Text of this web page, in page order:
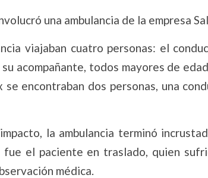
una ambulancia de la empresa
viajaban cuatro personas: el
acompañante, todos mayores de
encontraban dos personas, una
la ambulancia terminó
fue el paciente en traslado, quien
médica.